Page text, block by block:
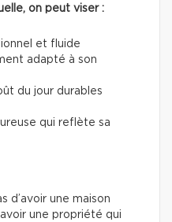
on peut viser :
et fluide
adapté à son
du jour durables
qui reflète sa
d’avoir une maison
une propriété qui